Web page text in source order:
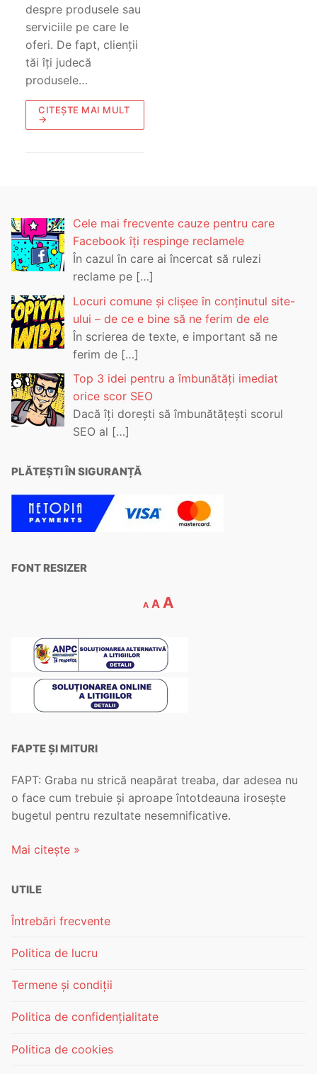
despre produsele sau
serviciile pe care le
oferi. De fapt, clienții
tăi îți judecă
produsele…
CITEȘTE MAI MULT
→
Cele mai frecvente cauze pentru care
Facebook îți respinge reclamele
În cazul în care ai încercat să rulezi
reclame pe […]
Locuri comune și clișee în conținutul site-
ului – de ce e bine să ne ferim de ele
În scrierea de texte, e important să ne
ferim de […]
Top 3 idei pentru a îmbunătăți imediat
orice scor SEO
Dacă îți dorești să îmbunătățești scorul
SEO al […]
PLĂTEȘTI ÎN SIGURANȚĂ
FONT RESIZER
A A A
FAPTE ȘI MITURI
FAPT: Graba nu strică neapărat treaba, dar adesea nu
o face cum trebuie și aproape întotdeauna irosește
bugetul pentru rezultate nesemnificative.
Mai citește »
UTILE
Întrebări frecvente
Politica de lucru
Termene și condiții
Politica de confidențialitate
Politica de cookies